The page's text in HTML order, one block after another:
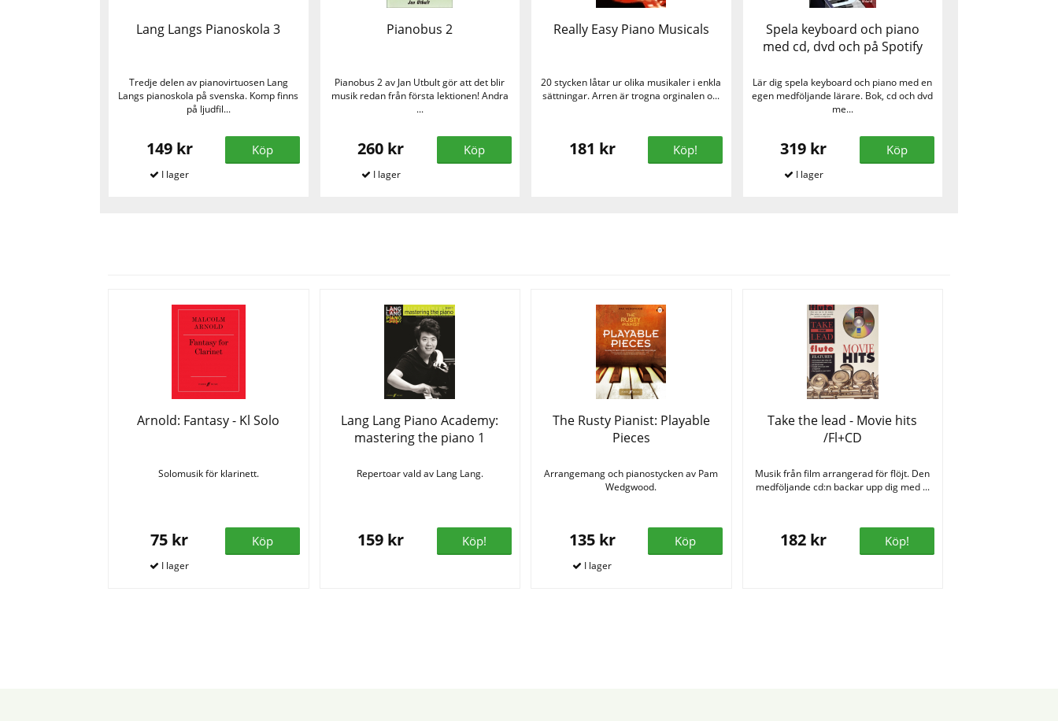
Lang Langs Pianoskola 3
Tredje delen av pianovirtuosen Lang
Langs pianoskola på svenska. Komp finns
på ljudfil...
149 kr Köp
Pianobus 2
Pianobus 2 av Jan Utbult gör att det blir
musik redan från första lektionen! Andra
...
260 kr Köp
Really Easy Piano Musicals
20 stycken låtar ur olika musikaler i enkla
sättningar. Arren är trogna orginalen o...
181 kr Köp!
Spela keyboard och piano
med cd, dvd och på Spotify
Lär dig spela keyboard och piano med en
egen medföljande lärare. Bok, cd och dvd
me...
319 kr Köp
Arnold: Fantasy - Kl Solo
Solomusik för klarinett.
75 kr Köp
Lang Lang Piano Academy:
mastering the piano 1
Repertoar vald av Lang Lang.
159 kr Köp!
The Rusty Pianist: Playable
Pieces
Arrangemang och pianostycken av Pam
Wedgwood.
135 kr Köp
Take the lead - Movie hits
/Fl+CD
Musik från film arrangerad för flöjt. Den
medföljande cd:n backar upp dig med ...
182 kr Köp!